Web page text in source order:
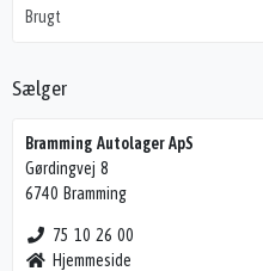
Brugt
Sælger
Bramming Autolager ApS
Gørdingvej 8
6740 Bramming
75 10 26 00
Hjemmeside